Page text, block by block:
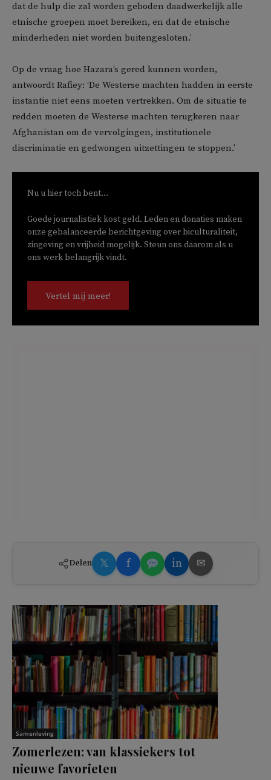
dat de hulp die zal worden geboden daadwerkelijk alle
etnische groepen moet bereiken, en dat de etnische
minderheden niet worden buitengesloten.’
Op de vraag hoe Hazara’s gered kunnen worden,
antwoordt Rafiey: ‘De Westerse machten hadden in eerste
instantie niet eens moeten vertrekken. Om de situatie te
redden moeten de Westerse machten terugkeren naar
Afghanistan om de vervolgingen, institutionele
discriminatie en gedwongen uitzettingen te stoppen.’
Nu u hier toch bent...
Goede journalistiek kost geld. Leden en donaties maken
onze gebalanceerde berichtgeving over biculturaliteit,
zingeving en vrijheid mogelijk. Steun ons daarom als u
ons werk belangrijk vindt.
Vertel mij meer!
Delen 𝕏 f in ✉
Samenleving
Zomerlezen: van klassiekers tot
nieuwe favorieten